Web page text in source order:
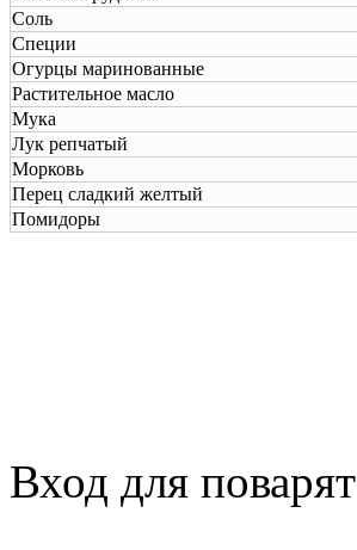
Соль
Специи
Огурцы маринованные
Растительное мacлo
Мука
Лук репчатый
Морковь
Перец сладкий желтый
Помидоры
Вход для поварят